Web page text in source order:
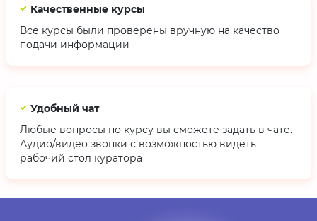
Качественные курсы
Все курсы были проверены вручную на качество
подачи информации
Удобный чат
Любые вопросы по курсу вы сможете задать в чате.
Аудио/видео звонки с возможностью видеть
рабочий стол куратора